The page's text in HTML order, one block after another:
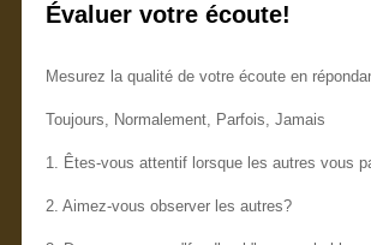
Évaluer votre écoute!
Mesurez la qualité de votre écoute en
Toujours, Normalement, Parfois, Jamais
1. Êtes-vous attentif lorsque les autres vous
2. Aimez-vous observer les autres?